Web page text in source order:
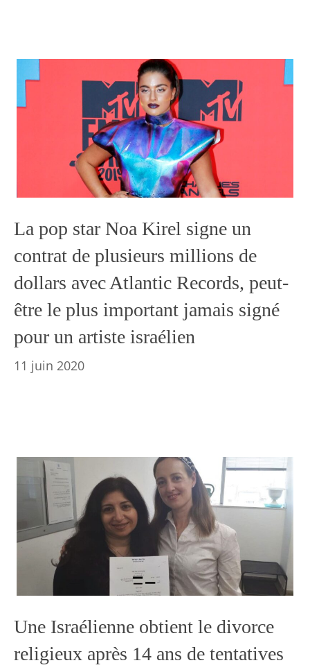
La pop star Noa Kirel signe un
contrat de plusieurs millions de
dollars avec Atlantic Records, peut-
être le plus important jamais signé
pour un artiste israélien
11 juin 2020
Une Israélienne obtient le divorce
religieux après 14 ans de tentatives